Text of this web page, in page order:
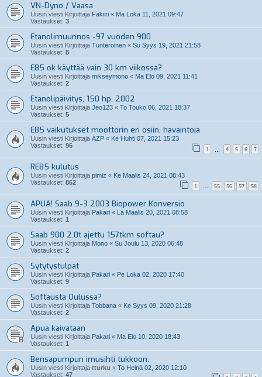
VN-Dyno / Vaasa
Uusin viesti Kirjoittaja Fakiiri « Ma Loka 11, 2021 09:47
Vastaukset: 3
Etanolimuunnos -97 vuoden 900
Uusin viesti Kirjoittaja Tunteroinen « Su Syys 19, 2021 21:58
Vastaukset: 8
E85 ok käyttää vain 30 km viikossa?
Uusin viesti Kirjoittaja mikseymono « Ma Elo 09, 2021 11:41
Vastaukset: 2
Etanolipäivitys, 150 hp, 2002
Uusin viesti Kirjoittaja Jeo123 « To Touko 06, 2021 18:37
Vastaukset: 5
E85 vaikutukset moottorin eri osiin, havaintoja
Uusin viesti Kirjoittaja AZP « Ke Huhti 07, 2021 15:23
Vastaukset: 96 1 4 5 6 7
RE85 kulutus
Uusin viesti Kirjoittaja pimiz « Ke Maalis 24, 2021 08:43
Vastaukset: 862 1 … 55 56 57 58
APUA! Saab 9-3 2003 Biopower Konversio
Uusin viesti Kirjoittaja Pakari « La Maalis 20, 2021 08:58
Vastaukset: 1
Saab 900 2.0t ajettu 157tkm softau?
Uusin viesti Kirjoittaja Mono « Su Joulu 13, 2020 06:48
Vastaukset: 2
Sytytystulpat
Uusin viesti Kirjoittaja Pakari « Pe Loka 02, 2020 17:40
Vastaukset: 9
Softausta Oulussa?
Uusin viesti Kirjoittaja Tobbana « Ke Syys 09, 2020 21:28
Vastaukset: 2
Apua kaivataan
Uusin viesti Kirjoittaja Pakari « Ma Elo 10, 2020 18:43
Vastaukset: 1
Bensapumpun imusihti tukkoon.
Uusin viesti Kirjoittaja tturku « To Heinä 02, 2020 12:10
Vastaukset: 47